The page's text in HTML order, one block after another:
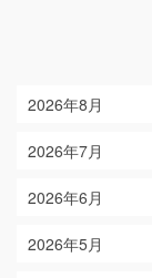
2026年8月
2026年7月
2026年6月
2026年5月